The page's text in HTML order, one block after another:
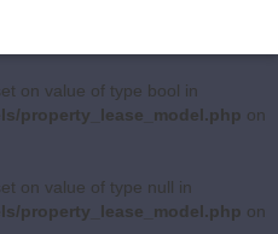
on value of type bool in
property_lease_model.php on
on value of type null in
property_lease_model.php on